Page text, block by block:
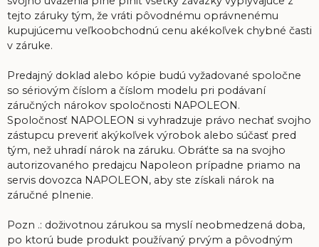
tejto záruky tým, že vráti pôvodnému oprávnenému
kupujúcemu veľkoobchodnú cenu akékoľvek chybné časti
v záruke.
Predajný doklad alebo kópie budú vyžadované spoločne
so sériovým číslom a číslom modelu pri podávaní
záručných nárokov spoločnosti NAPOLEON.
Spoločnosť NAPOLEON si vyhradzuje právo nechať svojho
zástupcu preveriť akýkoľvek výrobok alebo súčasť pred
tým, než uhradí nárok na záruku. Obráťte sa na svojho
autorizovaného predajcu Napoleon prípadne priamo na
servis dovozca NAPOLEON, aby ste získali nárok na
záručné plnenie.
Pozn .: doživotnou zárukou sa myslí neobmedzená doba,
po ktorú bude produkt používaný prvým a pôvodným